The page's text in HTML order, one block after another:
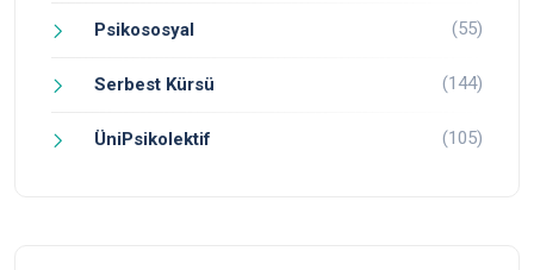
Psikososyal (55)
Serbest Kürsü (144)
ÜniPsikolektif (105)